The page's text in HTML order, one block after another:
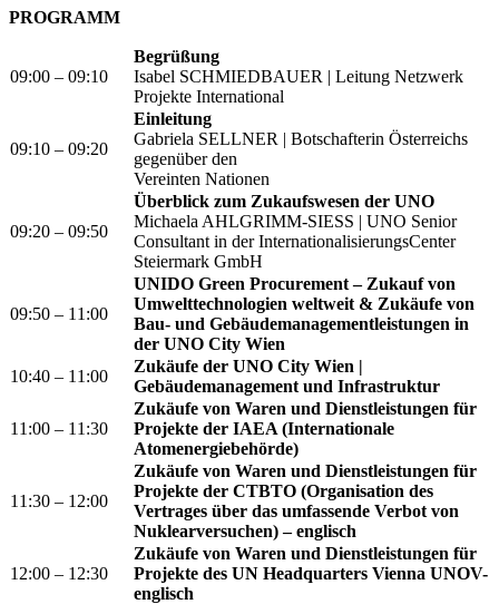
PROGRAMM
09:00 – 09:10
Begrüßung
Isabel SCHMIEDBAUER | Leitung Netzwerk
Projekte International
09:10 – 09:20
Einleitung
Gabriela SELLNER | Botschafterin Österreichs
gegenüber den
Vereinten Nationen
09:20 – 09:50
Überblick zum Zukaufswesen der UNO
Michaela AHLGRIMM-SIESS | UNO Senior
Consultant in der InternationalisierungsCenter
Steiermark GmbH
09:50 – 11:00
UNIDO Green Procurement – Zukauf von
Umwelttechnologien weltweit & Zukäufe von
Bau- und Gebäudemanagementleistungen in
der UNO City Wien
10:40 – 11:00
Zukäufe der UNO City Wien |
Gebäudemanagement und Infrastruktur
11:00 – 11:30
Zukäufe von Waren und Dienstleistungen für
Projekte der IAEA (Internationale
Atomenergiebehörde)
11:30 – 12:00
Zukäufe von Waren und Dienstleistungen für
Projekte der CTBTO (Organisation des
Vertrages über das umfassende Verbot von
Nuklearversuchen) – englisch
12:00 – 12:30
Zukäufe von Waren und Dienstleistungen für
Projekte des UN Headquarters Vienna UNOV-
englisch